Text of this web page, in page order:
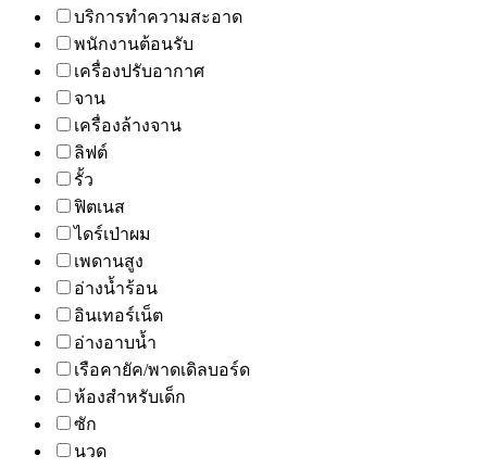
บริการทำความสะอาด
พนักงานต้อนรับ
เครื่องปรับอากาศ
จาน
เครื่องล้างจาน
ลิฟต์
รั้ว
ฟิตเนส
ไดร์เป่าผม
เพดานสูง
อ่างน้ำร้อน
อินเทอร์เน็ต
อ่างอาบน้ำ
เรือคายัค/พาดเดิลบอร์ด
ห้องสำหรับเด็ก
ซัก
นวด